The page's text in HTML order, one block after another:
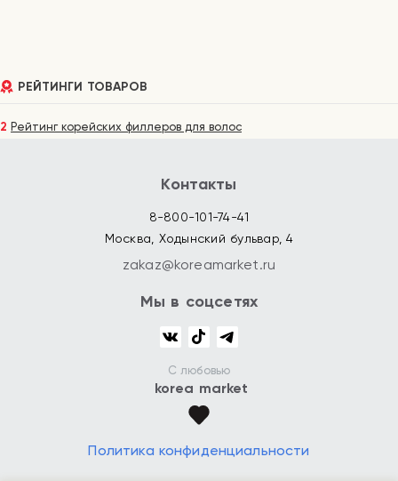
РЕЙТИНГИ ТОВАРОВ
2 Рейтинг корейских филлеров для волос
Контакты
8-800-101-74-41
Москва, Ходынский бульвар, 4
zakaz@koreamarket.ru
Мы в соцсетях
С любовью
korea market
Политика конфиденциальности